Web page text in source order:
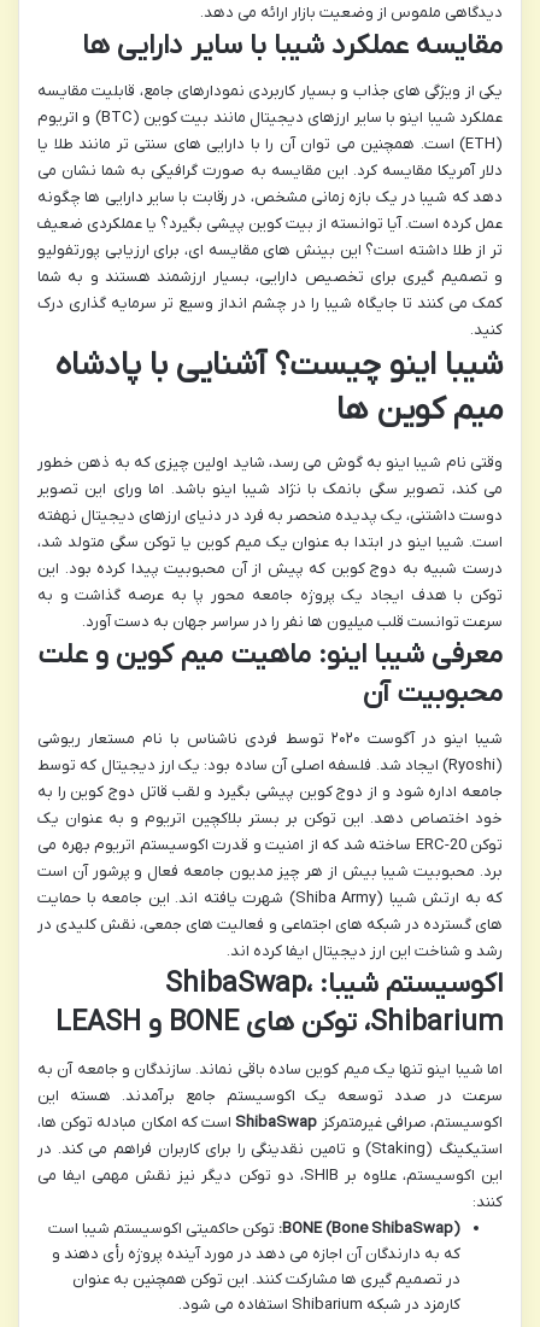
دیدگاهی ملموس از وضعیت بازار ارائه می دهد.
مقایسه عملکرد شیبا با سایر دارایی ها
یکی از ویژگی های جذاب و بسیار کاربردی نمودارهای جامع، قابلیت مقایسه
عملکرد شیبا اینو با سایر ارزهای دیجیتال مانند بیت کوین (BTC) و اتریوم
(ETH) است. همچنین می توان آن را با دارایی های سنتی تر مانند طلا یا
دلار آمریکا مقایسه کرد. این مقایسه به صورت گرافیکی به شما نشان می
دهد که شیبا در یک بازه زمانی مشخص، در رقابت با سایر دارایی ها چگونه
عمل کرده است. آیا توانسته از بیت کوین پیشی بگیرد؟ یا عملکردی ضعیف
تر از طلا داشته است؟ این بینش های مقایسه ای، برای ارزیابی پورتفولیو
و تصمیم گیری برای تخصیص دارایی، بسیار ارزشمند هستند و به شما
کمک می کنند تا جایگاه شیبا را در چشم انداز وسیع تر سرمایه گذاری درک
کنید.
شیبا اینو چیست؟ آشنایی با پادشاه
میم کوین ها
وقتی نام شیبا اینو به گوش می رسد، شاید اولین چیزی که به ذهن خطور
می کند، تصویر سگی بانمک با نژاد شیبا اینو باشد. اما ورای این تصویر
دوست داشتنی، یک پدیده منحصر به فرد در دنیای ارزهای دیجیتال نهفته
است. شیبا اینو در ابتدا به عنوان یک میم کوین یا توکن سگی متولد شد،
درست شبیه به دوج کوین که پیش از آن محبوبیت پیدا کرده بود. این
توکن با هدف ایجاد یک پروژه جامعه محور پا به عرصه گذاشت و به
سرعت توانست قلب میلیون ها نفر را در سراسر جهان به دست آورد.
معرفی شیبا اینو: ماهیت میم کوین و علت
محبوبیت آن
شیبا اینو در آگوست ۲۰۲۰ توسط فردی ناشناس با نام مستعار ریوشی
(Ryoshi) ایجاد شد. فلسفه اصلی آن ساده بود: یک ارز دیجیتال که توسط
جامعه اداره شود و از دوج کوین پیشی بگیرد و لقب قاتل دوج کوین را به
خود اختصاص دهد. این توکن بر بستر بلاکچین اتریوم و به عنوان یک
توکن ERC-20 ساخته شد که از امنیت و قدرت اکوسیستم اتریوم بهره می
برد. محبوبیت شیبا بیش از هر چیز مدیون جامعه فعال و پرشور آن است
که به ارتش شیبا (Shiba Army) شهرت یافته اند. این جامعه با حمایت
های گسترده در شبکه های اجتماعی و فعالیت های جمعی، نقش کلیدی در
رشد و شناخت این ارز دیجیتال ایفا کرده اند.
اکوسیستم شیبا: ShibaSwap،
Shibarium، توکن های BONE و LEASH
اما شیبا اینو تنها یک میم کوین ساده باقی نماند. سازندگان و جامعه آن به
سرعت در صدد توسعه یک اکوسیستم جامع برآمدند. هسته این
اکوسیستم، صرافی غیرمتمرکز ShibaSwap است که امکان مبادله توکن ها،
استیکینگ (Staking) و تامین نقدینگی را برای کاربران فراهم می کند. در
این اکوسیستم، علاوه بر SHIB، دو توکن دیگر نیز نقش مهمی ایفا می
کنند:
BONE (Bone ShibaSwap): توکن حاکمیتی اکوسیستم شیبا است
که به دارندگان آن اجازه می دهد در مورد آینده پروژه رأی دهند و
در تصمیم گیری ها مشارکت کنند. این توکن همچنین به عنوان
کارمزد در شبکه Shibarium استفاده می شود.